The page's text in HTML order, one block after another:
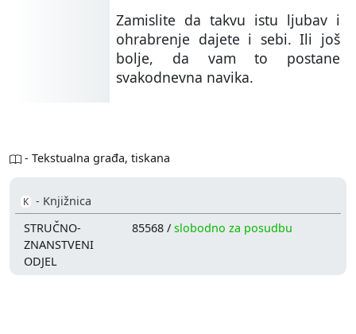
Zamislite da takvu istu ljubav i
ohrabrenje dajete i sebi. Ili još
bolje, da vam to postane
svakodnevna navika.
- Tekstualna građa, tiskana
K - Knjižnica
STRUČNO-
ZNANSTVENI
ODJEL
85568 /slobodno za posudbu